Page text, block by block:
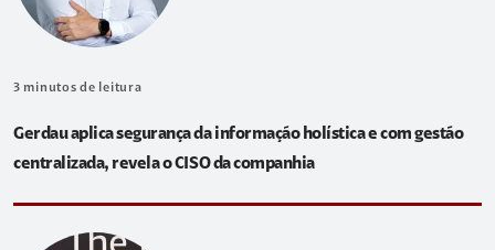
3 minutos de leitura
Gerdau aplica segurança da informação holística e com gestão
centralizada, revela o CISO da companhia